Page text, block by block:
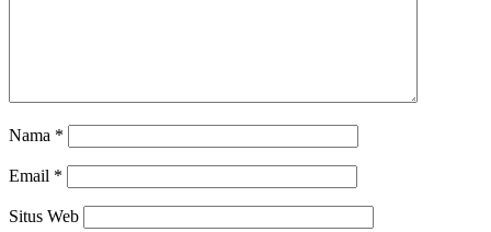
Nama *
Email *
Situs Web